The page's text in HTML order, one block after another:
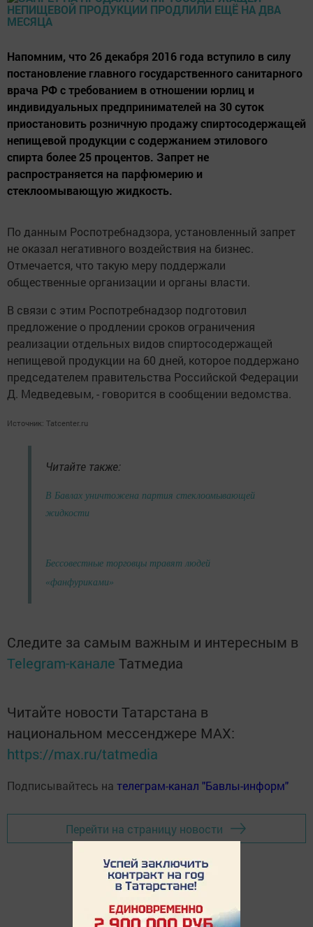
Напомним, что 26 декабря 2016 года вступило в силу
постановление главного государственного санитарного
врача РФ с требованием в отношении юрлиц и
индивидуальных предпринимателей на 30 суток
приостановить розничную продажу спиртосодержащей
непищевой продукции с содержанием этилового
спирта более 25 процентов. Запрет не
распространяется на парфюмерию и
стеклоомывающую жидкость.
По данным Роспотребнадзора, установленный запрет
не оказал негативного воздействия на бизнес.
Отмечается, что такую меру поддержали
общественные организации и органы власти.
В связи с этим Роспотребнадзор подготовил
предложение о продлении сроков ограничения
реализации отдельных видов спиртосодержащей
непищевой продукции на 60 дней, которое поддержано
председателем правительства Российской Федерации
Д. Медведевым, - говорится в сообщении ведомства.
Источник: Tatcenter.ru
Читайте также:
В Бавлах уничтожена партия стеклоомывающей
жидкости
Бессовестные торговцы травят людей
«фанфуриками»
Следите за самым важным и интересным в
Telegram-канале Татмедиа
Читайте новости Татарстана в
национальном мессенджере MАХ:
https://max.ru/tatmedia
Подписывайтесь на телеграм-канал "Бавлы-информ"
Перейти на страницу новости